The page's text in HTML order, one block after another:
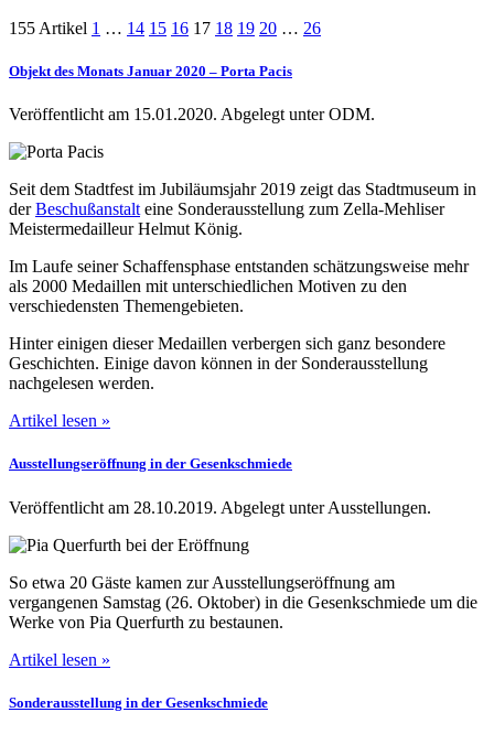
155 Artikel 1 … 14 15 16 17 18 19 20 … 26
Objekt des Monats Januar 2020 – Porta Pacis
Veröffentlicht am 15.01.2020. Abgelegt unter ODM.
Seit dem Stadtfest im Jubiläumsjahr 2019 zeigt das Stadtmuseum in
derBeschußanstalt eine Sonderausstellung zum Zella-Mehliser
Meistermedailleur Helmut König.
Im Laufe seiner Schaffensphase entstanden schätzungsweise mehr
als 2000 Medaillen mit unterschiedlichen Motiven zu den
verschiedensten Themengebieten.
Hinter einigen dieser Medaillen verbergen sich ganz besondere
Geschichten. Einige davon können in der Sonderausstellung
nachgelesen werden.
Artikel lesen »
Ausstellungseröffnung in der Gesenkschmiede
Veröffentlicht am 28.10.2019. Abgelegt unter Ausstellungen.
So etwa 20 Gäste kamen zur Ausstellungseröffnung am
vergangenen Samstag (26. Oktober) in die Gesenkschmiede um die
Werke von Pia Querfurth zu bestaunen.
Artikel lesen »
Sonderausstellung in der Gesenkschmiede